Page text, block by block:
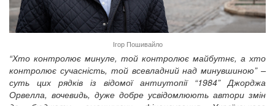
Ігор Пошивайло
“Хто контролює минуле, той контролює майбутнє, а хто
контролює сучасність, той всевладний над минувшиною” –
суть цих рядків із відомої антиутопії “1984” Джорджа
Орвелла, вочевидь, дуже добре усвідомлюють автори змін